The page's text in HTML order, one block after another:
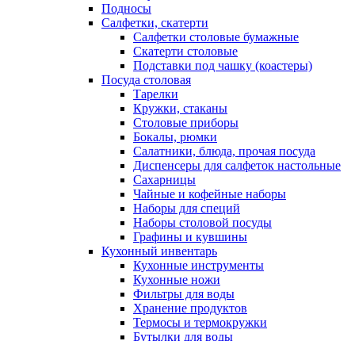
Подносы
Салфетки, скатерти
Салфетки столовые бумажные
Скатерти столовые
Подставки под чашку (коастеры)
Посуда столовая
Тарелки
Кружки, стаканы
Столовые приборы
Бокалы, рюмки
Салатники, блюда, прочая посуда
Диспенсеры для салфеток настольные
Сахарницы
Чайные и кофейные наборы
Наборы для специй
Наборы столовой посуды
Графины и кувшины
Кухонный инвентарь
Кухонные инструменты
Кухонные ножи
Фильтры для воды
Хранение продуктов
Термосы и термокружки
Бутылки для воды